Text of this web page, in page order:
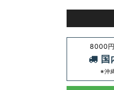
8000
国
※沖